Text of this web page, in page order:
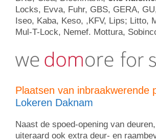
Locks, Evva, Fuhr, GBS, GERA,
Iseo, Kaba, Keso, ,KFV, Lips; Litto,
Mul-T-Lock, Nemef. Mottura,
Plaatsen van inbraakwerende
Lokeren Daknam
Naast de spoed-opening van
uiteraard ook extra deur- en